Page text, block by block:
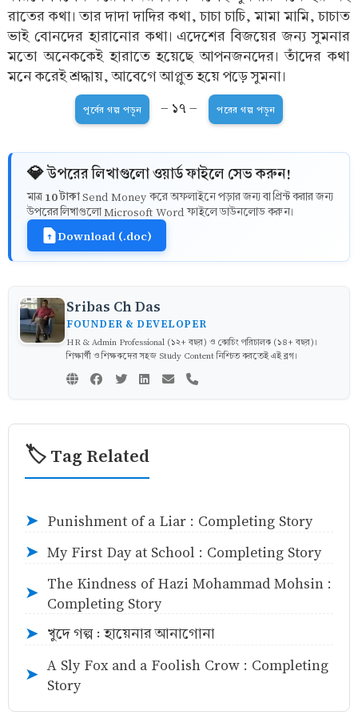
রাতের কথা। তার দাদা দাদির কথা, চাচা চাচি, মামা মামি, চাচাত
ভাই বোনদের হারানোর কথা। এদেশের বিজয়ের জন্য সুমনার
মতো অনেককেই হারাতে হয়েছে আপনজনদের। তাঁদের কথা
মনে করেই শ্রদ্ধায়, আবেগে আপ্লুত হয়ে পড়ে সুমনা।
পূর্বের গল্প পড়ুন - ১৭ - পরের গল্প পড়ুন
💎 উপরের লিখাগুলো ওয়ার্ড ফাইলে সেভ করুন!
মাত্র 10 টাকাSend Money করে অফলাইনে পড়ার জন্য বা প্রিন্ট করার জন্য
উপরের লিখাগুলো Microsoft Word ফাইলে ডাউনলোড করুন।
Download (.doc)
Sribas Ch Das
FOUNDER & DEVELOPER
HR & Admin Professional (১২+ বছর) ও কোচিং পরিচালক (১৪+ বছর)।
শিক্ষার্থী ও শিক্ষকদের সহজ Study Content নিশ্চিত করতেই এই ব্লগ।
🏷️ Tag Related
➤ Punishment of a Liar : Completing Story
➤ My First Day at School : Completing Story
➤
The Kindness of Hazi Mohammad Mohsin :
Completing Story
➤ খুদে গল্প : হায়েনার আনাগোনা
➤
A Sly Fox and a Foolish Crow : Completing
Story